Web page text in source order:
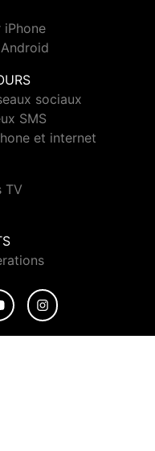
iPhone
sociaux
SMS
et internet
TV